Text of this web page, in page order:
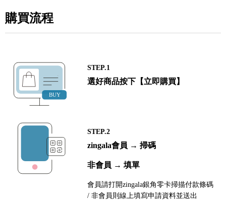
購買流程
STEP.1
選好商品按下【立即購買】
STEP.2
zingala會員 → 掃碼
非會員 → 填單
會員請打開zingala銀角零卡掃描付款條碼
/ 非會員則線上填寫申請資料並送出